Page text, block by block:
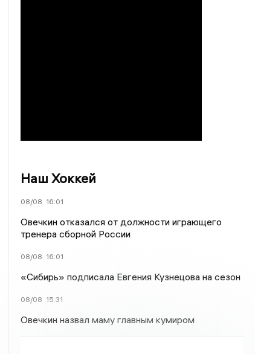
Наш Хоккей
08/08 16:01
Овечкин отказался от должности играющего
тренера сборной России
08/08 16:01
«Сибирь» подписала Евгения Кузнецова на сезон
08/08 15:31
Овечкин назвал маму главным кумиром